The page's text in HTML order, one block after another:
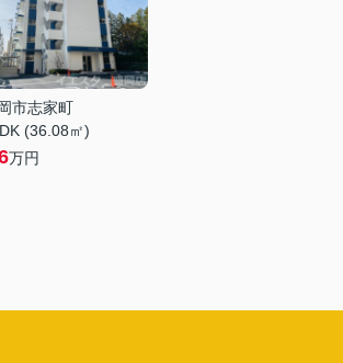
市志家町
(36.08㎡)
万円